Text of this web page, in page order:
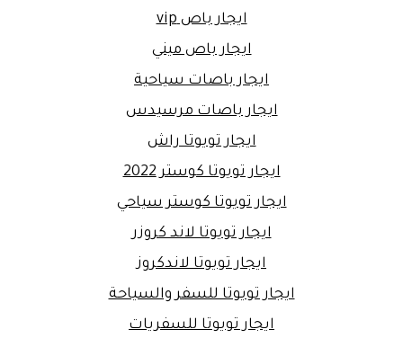
ايجار باص vip
ايجار باص ميني
ايجار باصات سياحية
ايجار باصات مرسيدس
ايجار تويوتا راش
ايجار تويوتا كوستر 2022
ايجار تويوتا كوستر سياحي
ايجار تويوتا لاند كروزر
ايجار تويوتا لاندكروز
ايجار تويوتا للسفر والسياحة
ايجار تويوتا للسفريات